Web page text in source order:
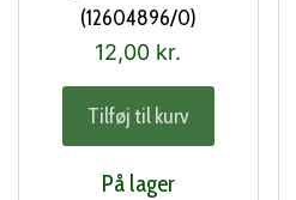
(12604896/0)
12,00 kr.
Tilføj til kurv
På lager